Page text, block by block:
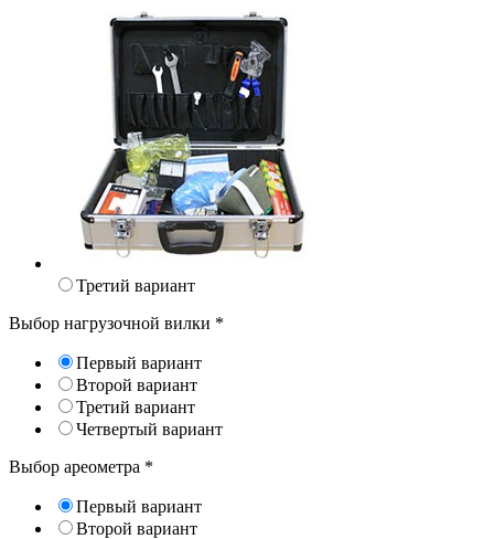
Третий вариант
Выбор нагрузочной вилки *
Первый вариант
Второй вариант
Третий вариант
Четвертый вариант
Выбор ареометра *
Первый вариант
Второй вариант